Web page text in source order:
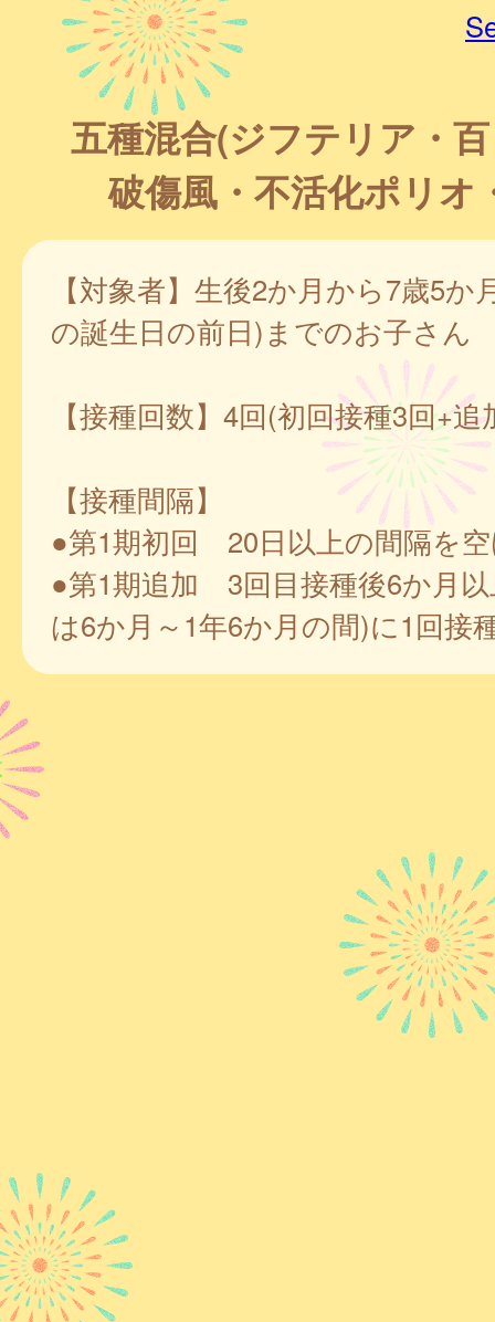
五種混合(ジフテリア・
破傷風・不活化ポリオ
【対象者】生後2か月から7歳5か
の誕生日の前日)までのお子さん
【接種回数】4回(初回接種3回+
【接種間隔】
●第1期初回 20日以上の間隔を
●第1期追加 3回目接種後6か月
は6か月～1年6か月の間)に1回接